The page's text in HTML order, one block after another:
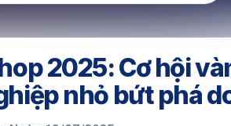
2025: Cơ hội
nhỏ bứt phá